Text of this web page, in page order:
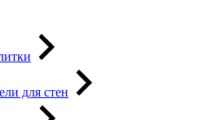
для стен